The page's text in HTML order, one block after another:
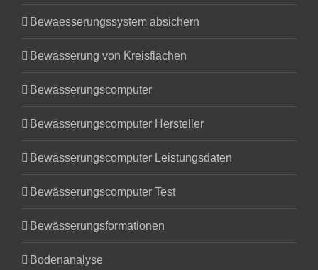
Bewaesserungssystem absichern
Bewässerung von Kreisflächen
Bewässerungscomputer
Bewässerungscomputer Hersteller
Bewässerungscomputer Leistungsdaten
Bewässerungscomputer Test
Bewässerungsformationen
Bodenanalyse